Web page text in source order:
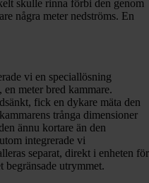
skulle rinna förbi den genom
några meter nedströms. En
vi en speciallösning
meter bred kammare.
fick en dykare mäta den
trånga dimensioner
ännu kortare än den
integrerade vi
separat, direkt i enheten för
begränsade utrymmet.